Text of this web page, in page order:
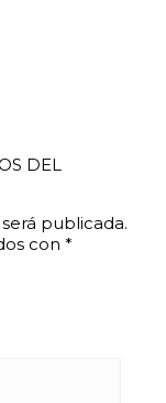
DEL
publicada.
con *